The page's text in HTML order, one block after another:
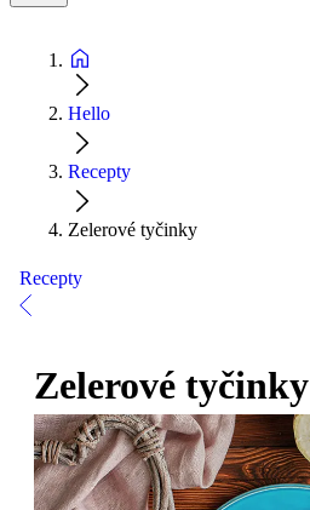
Hello
Recepty
Zelerové tyčinky
Recepty
Zelerové tyčinky